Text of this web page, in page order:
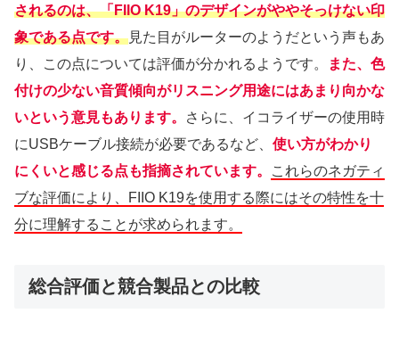
されるのは、「FIIO K19」のデザインがややそっけない印
象である点です。見た目がルーターのようだという声もあ
り、この点については評価が分かれるようです。
また、色
付けの少ない音質傾向がリスニング用途にはあまり向かな
いという意見もあります。
さらに、イコライザーの使用時
にUSBケーブル接続が必要であるなど、 使い方がわかり
にくいと感じる点も指摘されています。
これらのネガティ
ブな評価により、FIIO K19を使用する際にはその特性を十
分に理解することが求められます。
総合評価と競合製品との比較